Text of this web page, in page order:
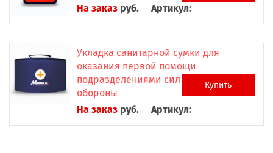
На заказ руб. Артикул:
Укладка санитарной сумки для
оказания первой помощи
подразделениями сил гражданской
обороны
На заказ руб. Артикул:
Купить